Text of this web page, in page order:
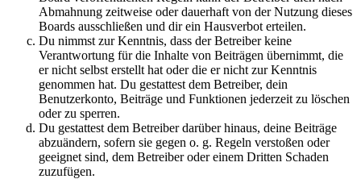
Abmahnung zeitweise oder dauerhaft von der Nutzung dieses
Boards ausschließen und dir ein Hausverbot erteilen.
Du nimmst zur Kenntnis, dass der Betreiber keine
Verantwortung für die Inhalte von Beiträgen übernimmt, die
er nicht selbst erstellt hat oder die er nicht zur Kenntnis
genommen hat. Du gestattest dem Betreiber, dein
Benutzerkonto, Beiträge und Funktionen jederzeit zu löschen
oder zu sperren.
Du gestattest dem Betreiber darüber hinaus, deine Beiträge
abzuändern, sofern sie gegen o. g. Regeln verstoßen oder
geeignet sind, dem Betreiber oder einem Dritten Schaden
zuzufügen.